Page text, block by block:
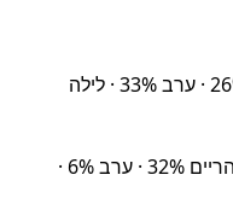
בוקר 41% · צהריים 26% · ערב 33% · לילה
בוקר 61% · צהריים 32% · ערב 6% ·